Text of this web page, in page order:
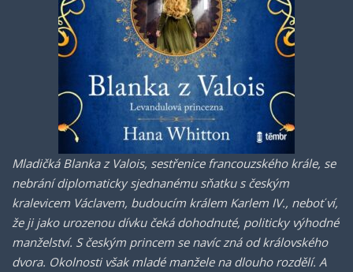
Mladičká Blanka z Valois, sestřenice francouzského krále, se
nebrání diplomaticky sjednanému sňatku s českým
kralevicem Václavem, budoucím králem Karlem IV., neboť ví,
že ji jako urozenou dívku čeká dohodnuté, politicky výhodné
manželství. S českým princem se navíc zná od královského
dvora. Okolnosti však mladé manžele na dlouho rozdělí. A